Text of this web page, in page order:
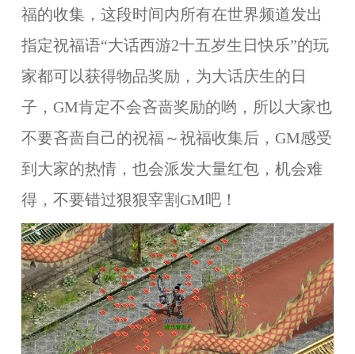
福的收集，这段时间内所有在世界频道发出
指定祝福语“大话西游2十五岁生日快乐”的玩
家都可以获得物品奖励，为大话庆生的日
子，GM肯定不会吝啬奖励的哟，所以大家也
不要吝啬自己的祝福～祝福收集后，GM感受
到大家的热情，也会派发大量红包，机会难
得，不要错过狠狠宰割GM吧！